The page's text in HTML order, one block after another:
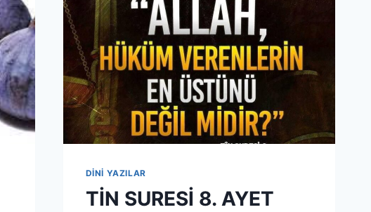
DİNİ YAZILAR
TİN SURESİ 8. AYET